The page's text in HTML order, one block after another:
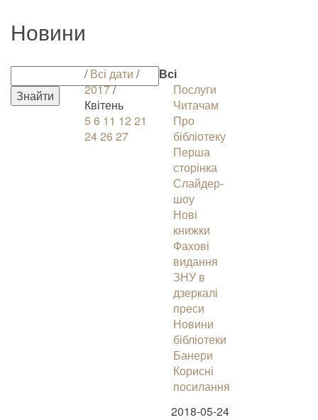
Новини
/Всі дати /
2017/
Квітень
5 6 11 12 21
2426 27
Всі
Послуги
Читачам
Про
бібліотеку
Перша
сторінка
Слайдер-
шоу
Нові
книжки
Фахові
видання
ЗНУ в
дзеркалі
преси
Новини
бібліотеки
Банери
Корисні
посилання
2018-05-24